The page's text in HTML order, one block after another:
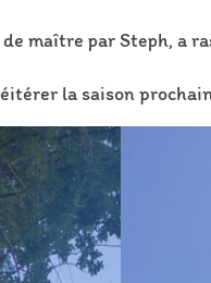
maître par Steph, a
la saison